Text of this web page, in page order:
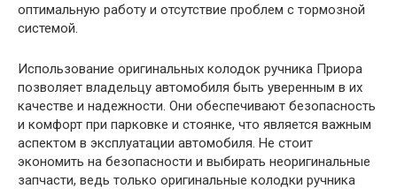
оптимальную работу и отсутствие проблем с тормозной
системой.
Использование оригинальных колодок ручника Приора
позволяет владельцу автомобиля быть уверенным в их
качестве и надежности. Они обеспечивают безопасность
и комфорт при парковке и стоянке, что является важным
аспектом в эксплуатации автомобиля. Не стоит
экономить на безопасности и выбирать неоригинальные
запчасти, ведь только оригинальные колодки ручника